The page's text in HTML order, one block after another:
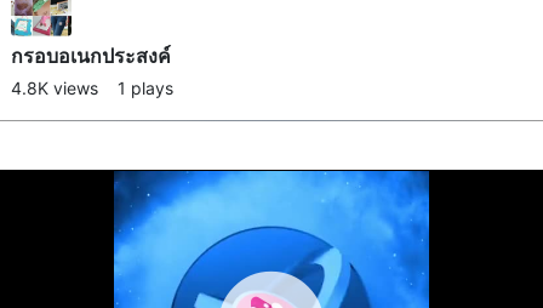
กรอบอเนกประสงค์​
4.8K views 1 plays